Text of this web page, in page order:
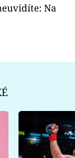
Na